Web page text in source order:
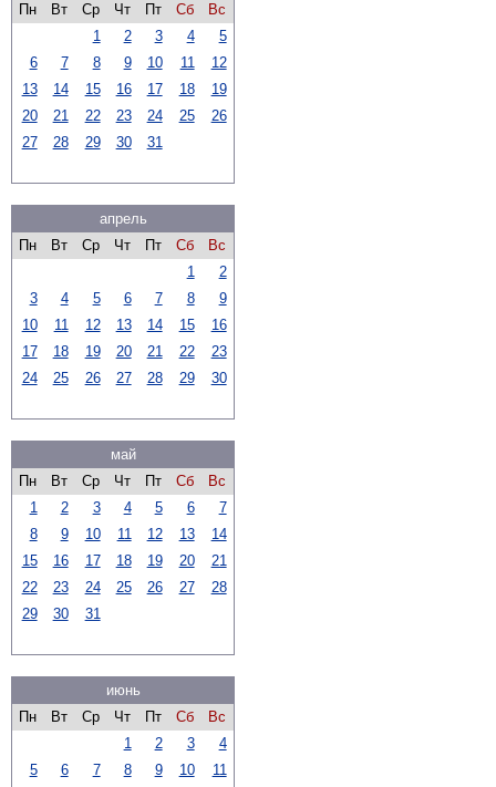
Пн
Вт Ср Чт Пт Сб
Вс
1
2 3 4
5
6
7 8 9 10 11
12
13
14 15 16 17 18
19
20
21 22 23 24 25
26
27
28 29 30 31
апрель
Пн
Вт Ср Чт Пт Сб
Вс
1
2
3
4 5 6 7 8
9
10
11 12 13 14 15
16
17
18 19 20 21 22
23
24
25 26 27 28 29 30
май
Пн
Вт Ср Чт Пт Сб
Вс
1
2 3 4 5 6
7
8
9 10 11 12 13
14
15
16 17 18 19 20
21
22
23 24 25 26 27
28
29
30 31
июнь
Пн
Вт Ср Чт Пт Сб
Вс
1
2 3
4
5
6 7 8 9 10
11